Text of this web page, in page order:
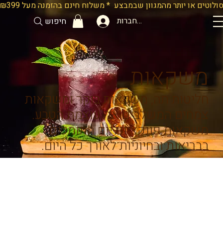
להתחברות חיפוש
משקאות
חליטות תה, משקאות בוקר ומשקאות
צמחים המשלבים את עוצמת הטבע.
משקאות פונקציונליים התומכים
בבריאות ובחיוניות לאורך כל היום.